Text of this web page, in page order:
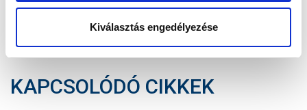
Kiválasztás engedélyezése
KAPCSOLÓDÓ CIKKEK